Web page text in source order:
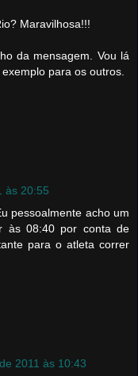
Maravilhosa!!!
da mensagem. Vou lá
para os outros.
às 20:55
pessoalmente acho um
às 08:40 por conta de
para o atleta correr
2011 às 10:43